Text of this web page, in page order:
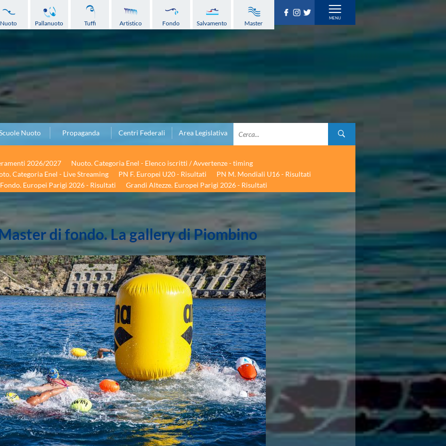
Nuoto Pallanuoto Tuffi Artistico Fondo Salvamento Master
Nuoto Propaganda Centri Federali Area Legislativa
2026/2027
Nuoto. Categoria Enel - Elenco iscritti / Avvertenze - timing
Categoria Enel - Live Streaming PN F. Europei U20 - Risultati
PN M. Mondiali U16 - Risultati
Fondo. Europei Parigi 2026 - Risultati Grandi Altezze. Europei Parigi 2026 - Risultati
di fondo. La gallery di Piombino